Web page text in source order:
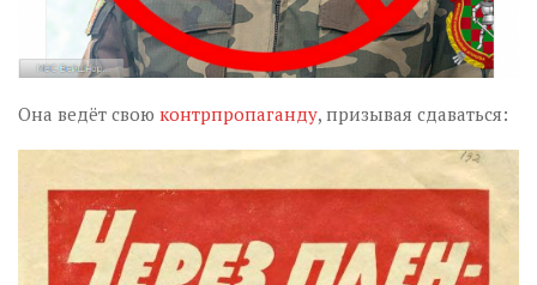
Она ведёт свою контрпропаганду, призывая сдаваться: